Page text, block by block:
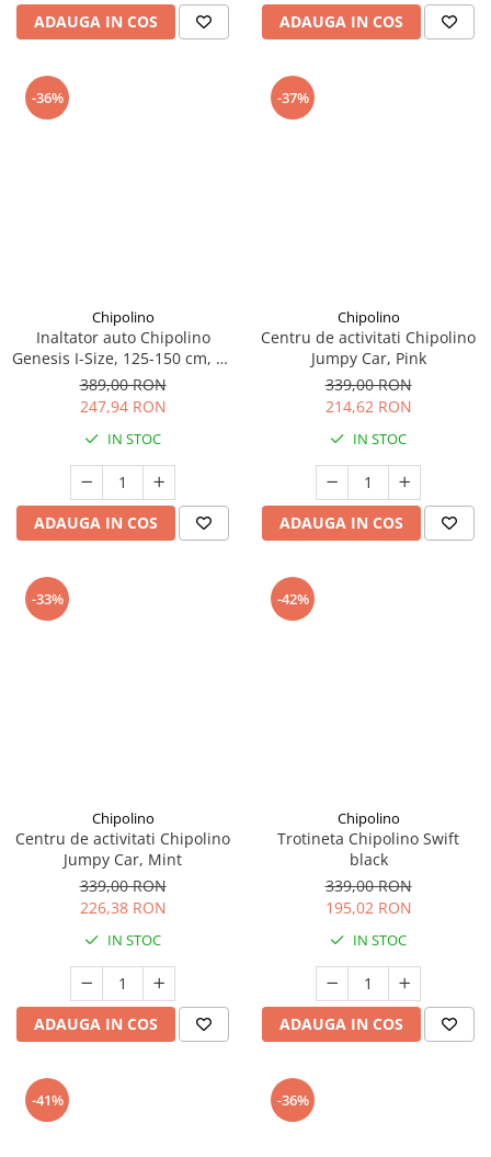
ADAUGA IN COS ADAUGA IN COS
-36%
Chipolino
Inaltator auto Chipolino
Genesis I-Size, 125-150 cm, cu
sistem Isofix, Noir
389,00 RON
247,94 RON
IN STOC
ADAUGA IN COS
-37%
Chipolino
Centru de activitati Chipolino
Jumpy Car, Pink
339,00 RON
214,62 RON
IN STOC
ADAUGA IN COS
-33%
Chipolino
Centru de activitati Chipolino
Jumpy Car, Mint
339,00 RON
226,38 RON
IN STOC
ADAUGA IN COS
-42%
Chipolino
Trotineta Chipolino Swift
black
339,00 RON
195,02 RON
IN STOC
ADAUGA IN COS
-41% -36%